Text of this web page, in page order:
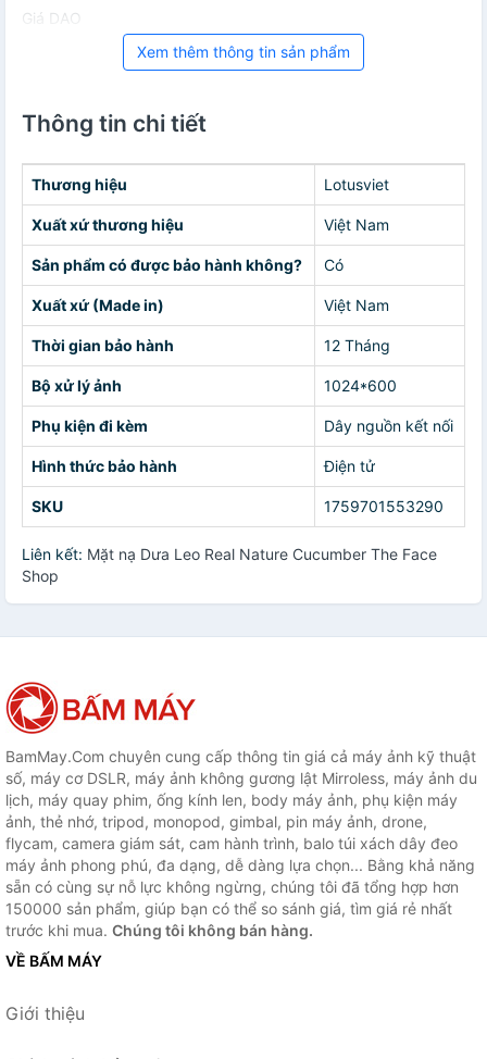
Giá DAO
Xem thêm thông tin sản phẩm
Thông tin chi tiết
Thương hiệu Lotusviet
Xuất xứ thương hiệu Việt Nam
Sản phẩm có được bảo hành không? Có
Xuất xứ (Made in) Việt Nam
Thời gian bảo hành 12 Tháng
Bộ xử lý ảnh 1024*600
Phụ kiện đi kèm Dây nguồn kết nối
Hình thức bảo hành Điện tử
SKU 1759701553290
Liên kết: Mặt nạ Dưa Leo Real Nature Cucumber The Face
Shop
BamMay.Com chuyên cung cấp thông tin giá cả máy ảnh kỹ thuật
số, máy cơ DSLR, máy ảnh không gương lật Mirroless, máy ảnh du
lịch, máy quay phim, ống kính len, body máy ảnh, phụ kiện máy
ảnh, thẻ nhớ, tripod, monopod, gimbal, pin máy ảnh, drone,
flycam, camera giám sát, cam hành trình, balo túi xách dây đeo
máy ảnh phong phú, đa dạng, dễ dàng lựa chọn... Bằng khả năng
sẵn có cùng sự nỗ lực không ngừng, chúng tôi đã tổng hợp hơn
150000 sản phẩm, giúp bạn có thể so sánh giá, tìm giá rẻ nhất
trước khi mua. Chúng tôi không bán hàng.
VỀ BẤM MÁY
Giới thiệu